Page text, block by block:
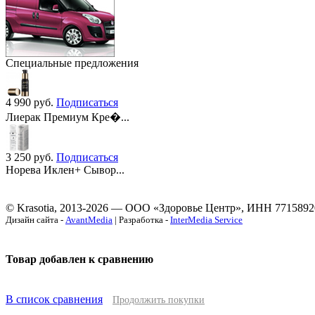
Специальные предложения
4 990 руб. Подписаться
Лиерак Премиум Кре�...
3 250 руб. Подписаться
Норева Иклен+ Сывор...
© Krasotia, 2013-2026 — ООО «Здоровье Центр», ИНН
Дизайн сайта - AvantMedia | Разработка - InterMedia Service
Товар добавлен к сравнению
В список сравнения Продолжить покупки